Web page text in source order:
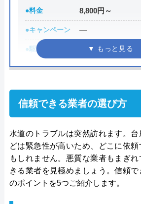
代表者 寺澤 大介
創業・設立 昭和47年
所在地
〒399-3101
長野県下伊那郡高
対応エリア 長野県下伊那郡高
●料金 8,800円～
●キャンペーン ―
●駆けつけ時間 最短30分
●受付時間 8:00-22:00
●定休日 年中無休
●出張見積もり 出張見積もり無料
●累計実績 施工対応数240万
●保証・保険 ―
詳細は公式
信頼できる業者の選び方
水道のトラブルは突然訪れます。
どは緊急性が高いため、どこに依
もしれません。悪質な業者もまぎ
きる業者を見極めましょう。信頼
のポイントを5つご紹介します。